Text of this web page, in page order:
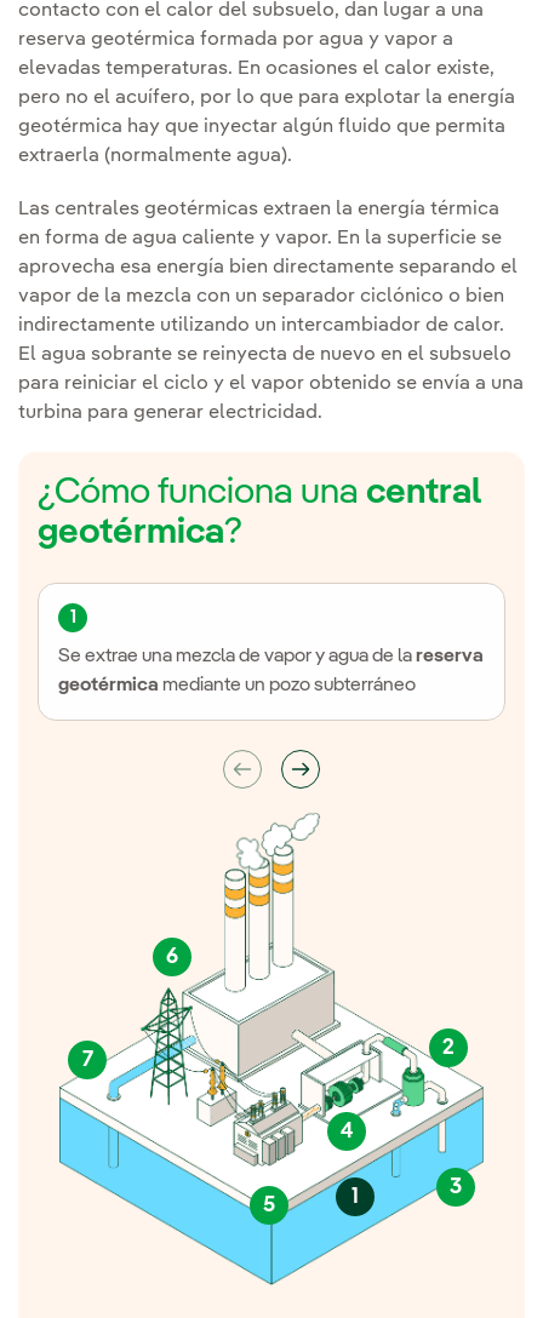
contacto con el calor del subsuelo, dan lugar a una
reserva geotérmica formada por agua y vapor a
elevadas temperaturas. En ocasiones el calor existe,
pero no el acuífero, por lo que para explotar la energía
geotérmica hay que inyectar algún fluido que permita
extraerla (normalmente agua).
Las centrales geotérmicas extraen la energía térmica
en forma de agua caliente y vapor. En la superficie se
aprovecha esa energía bien directamente separando el
vapor de la mezcla con un separador ciclónico o bien
indirectamente utilizando un intercambiador de calor.
El agua sobrante se reinyecta de nuevo en el subsuelo
para reiniciar el ciclo y el vapor obtenido se envía a una
turbina para generar electricidad.
¿Cómo funciona una central
geotérmica?
1
Se extrae una mezcla de vapor y agua de lareserva
geotérmica mediante un pozo subterráneo
1
2
3
4
5
6
7